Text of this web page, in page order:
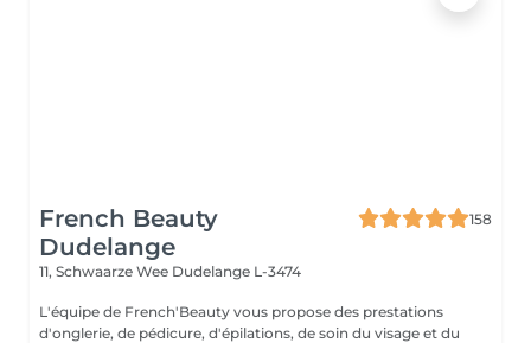
French Beauty
Dudelange
158
11, Schwaarze Wee Dudelange L-3474
L'équipe de French'Beauty vous propose des prestations
d'onglerie, de pédicure, d'épilations, de soin du visage et du